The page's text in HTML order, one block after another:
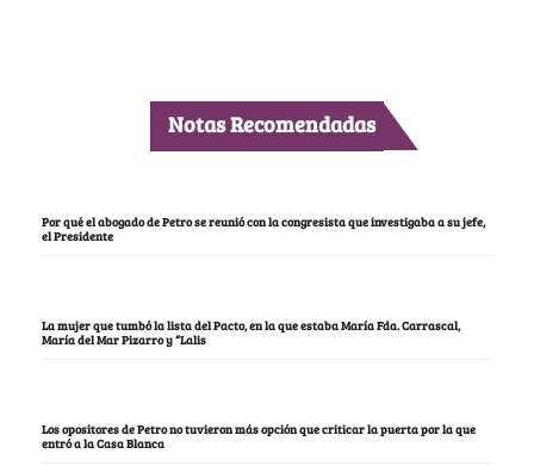
Notas Recomendadas
Por qué el abogado de Petro se reunió con la congresista que investigaba a su jefe,
el Presidente
La mujer que tumbó la lista del Pacto, en la que estaba María Fda. Carrascal,
María del Mar Pizarro y “Lalis
Los opositores de Petro no tuvieron más opción que criticar la puerta por la que
entró a la Casa Blanca